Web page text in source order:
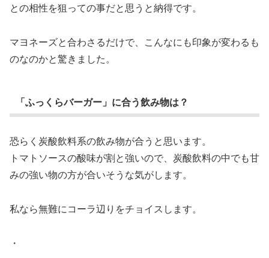
との相性を狙っての事だと思うと納得です。
マヨネーズと合わさるだけで、こんなにも印象が変わるも
のなのかと驚きました。
「ふっくらバーガー」に合う飲み物は？
恐らく炭酸飲料系の飲み物が合うと思います。
トマトソースの酸味が割と強いので、炭酸飲料の中でも甘
みの強い物の方が合いそうな気がします。
私なら無難にコーラ辺りをチョイスします。
・